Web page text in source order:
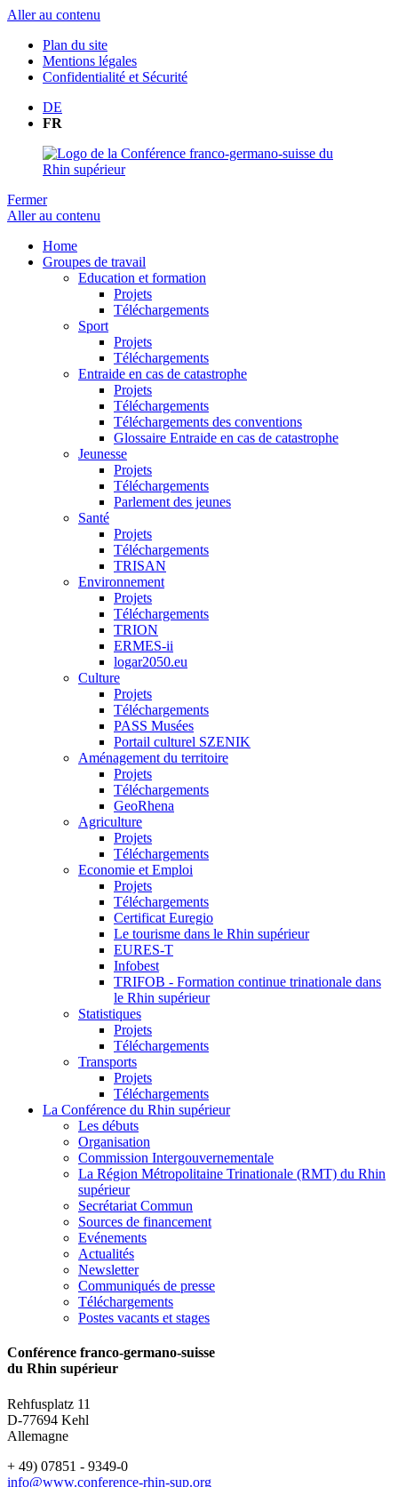
Aller au contenu
Plan du site
Mentions légales
Confidentialité et Sécurité
DE
FR
Fermer
Aller au contenu
Home
Groupes de travail
Education et formation
Projets
Téléchargements
Sport
Projets
Téléchargements
Entraide en cas de catastrophe
Projets
Téléchargements
Téléchargements des conventions
Glossaire Entraide en cas de catastrophe
Jeunesse
Projets
Téléchargements
Parlement des jeunes
Santé
Projets
Téléchargements
TRISAN
Environnement
Projets
Téléchargements
TRION
ERMES-ii
logar2050.eu
Culture
Projets
Téléchargements
PASS Musées
Portail culturel SZENIK
Aménagement du territoire
Projets
Téléchargements
GeoRhena
Agriculture
Projets
Téléchargements
Economie et Emploi
Projets
Téléchargements
Certificat Euregio
Le tourisme dans le Rhin supérieur
EURES-T
Infobest
TRIFOB - Formation continue trinationale dans
le Rhin supérieur
Statistiques
Projets
Téléchargements
Transports
Projets
Téléchargements
La Conférence du Rhin supérieur
Les débuts
Organisation
Commission Intergouvernementale
La Région Métropolitaine Trinationale (RMT) du Rhin
supérieur
Secrétariat Commun
Sources de financement
Evénements
Actualités
Newsletter
Communiqués de presse
Téléchargements
Postes vacants et stages
Conférence franco-germano-suisse
du Rhin supérieur
Rehfusplatz 11
D-77694 Kehl
Allemagne
+ 49) 07851 - 9349-0
info@www.conference-rhin-sup.org